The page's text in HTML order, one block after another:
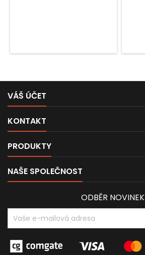
VÁŠ ÚČET
KONTAKT
PRODUKTY
NAŠE SPOLEČNOST
ODBĚR NOVINEK